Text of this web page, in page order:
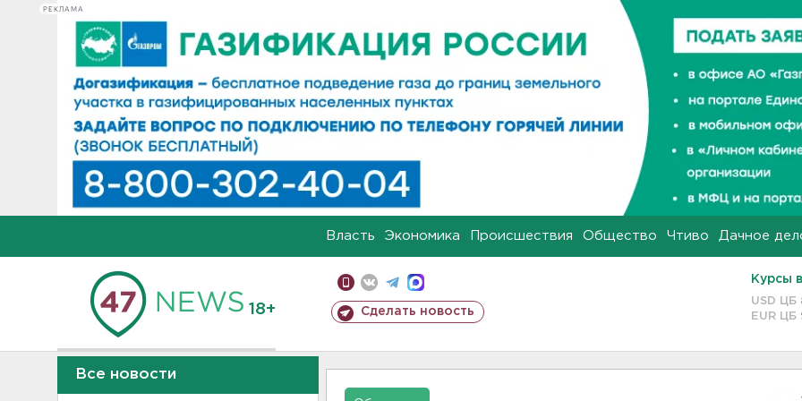
РЕКЛАМА
Власть Экономика Происшествия Общество Чтиво Дачное
18+ Сделать новость
Курсы
USD ЦБ
EUR ЦБ
Все новости